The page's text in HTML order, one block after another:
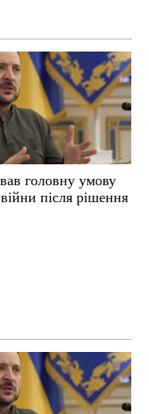
головну умову
після рішення